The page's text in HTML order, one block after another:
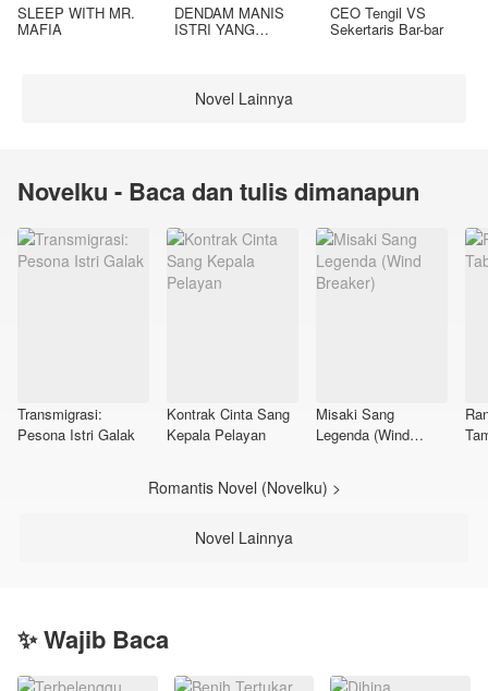
SLEEP WITH MR.
MAFIA
DENDAM MANIS
ISTRI YANG
CEO Tengil VS
Sekertaris Bar-bar
Novel Lainnya
Novelku - Baca dan tulis dimanapun
Transmigrasi:
Pesona Istri Galak
Kontrak Cinta Sang
Kepala Pelayan
Misaki Sang
Legenda (Wind
Romantis Novel (Novelku) >
Novel Lainnya
✨ Wajib Baca